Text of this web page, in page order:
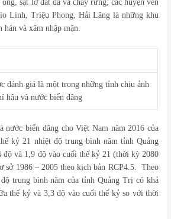
sạt lở đất đá và cháy rừng; các huyện ven
Linh, Triệu Phong, Hải Lăng là những khu
và xâm nhập mặn.
đánh giá là một trong những tỉnh chịu ảnh
hậu và nước biển dâng
biển dâng cho Việt Nam năm 2016 của
kỷ 21 nhiệt độ trung bình năm tỉnh Quảng
độ và 1,9 độ vào cuối thế kỷ 21 (thời kỳ 2080
sở 1986 – 2005 theo kịch bản RCP4.5. Theo
trung bình năm của tỉnh Quảng Trị có khả
thế kỷ và 3,3 độ vào cuối thế kỷ so với thời